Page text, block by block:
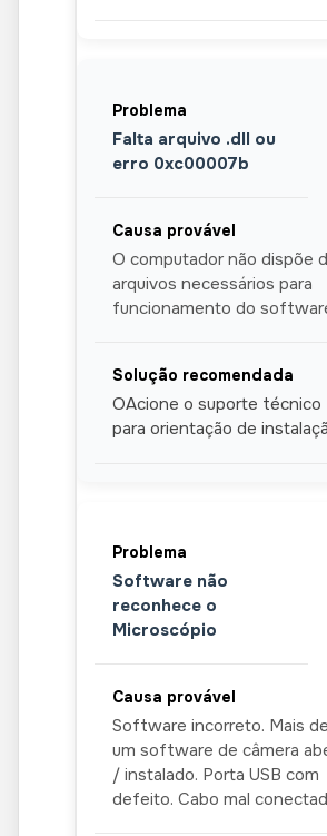
Falta arquivo .dll ou
erro 0xc00007b
O computador não dispõe
arquivos necessários para
funcionamento do
OAcione o suporte técnico
para orientação de
Software não
reconhece o
Microscópio
Software incorreto. Mais de
um software de câmera
/ instalado. Porta USB com
defeito. Cabo mal